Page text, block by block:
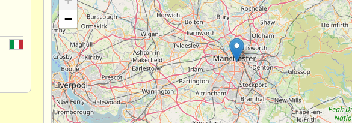
find out about ourATS ATSfaq s'identifier
degree courses: guitare (9)
degree courses: luth (1)
degree courses: early guitar (1)
concours de guitare classique (4)
−